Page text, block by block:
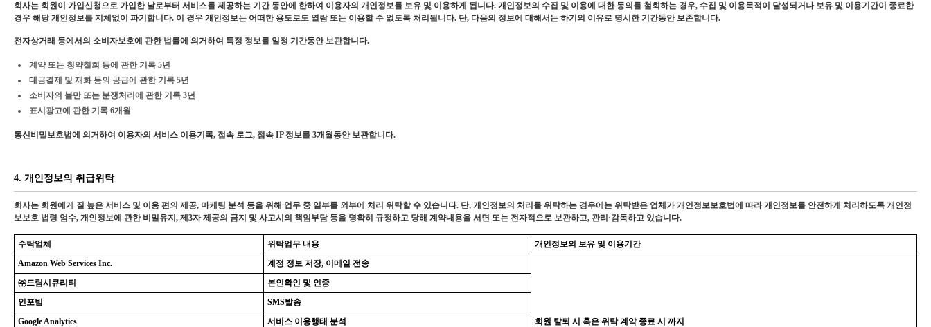
회사는 회원이 가입신청으로 가입한 날로부터 서비스를 제공하는 기간 동안에 한하여 이용자의 개인정보를 보유 및 이용하게 됩니다. 개인정보의 수집 및 이용에 대한 동의를 철회하는 경우, 수집 및 이용목적이 달성되거나 보유 및 이용기간이 종료한
경우 해당 개인정보를 지체없이 파기합니다. 이 경우 개인정보는 어떠한 용도로도 열람 또는 이용할 수 없도록 처리됩니다. 단, 다음의 정보에 대해서는 하기의 이유로 명시한 기간동안 보존합니다.
전자상거래 등에서의 소비자보호에 관한 법률에 의거하여 특정 정보를 일정 기간동안 보관합니다.
계약 또는 청약철회 등에 관한 기록 5년
대금결제 및 재화 등의 공급에 관한 기록 5년
소비자의 불만 또는 분쟁처리에 관한 기록 3년
표시광고에 관한 기록 6개월
통신비밀보호법에 의거하여 이용자의 서비스 이용기록, 접속 로그, 접속 IP 정보를 3개월동안 보관합니다.
4. 개인정보의 취급위탁
회사는 회원에게 질 높은 서비스 및 이용 편의 제공, 마케팅 분석 등을 위해 업무 중 일부를 외부에 처리 위탁할 수 있습니다. 단, 개인정보의 처리를 위탁하는 경우에는 위탁받은 업체가 개인정보보호법에 따라 개인정보를 안전하게 처리하도록 개인정
보보호 법령 엄수, 개인정보에 관한 비밀유지, 제3자 제공의 금지 및 사고시의 책임부담 등을 명확히 규정하고 당해 계약내용을 서면 또는 전자적으로 보관하고, 관리·감독하고 있습니다.
수탁업체 위탁업무 내용
개인정보의 보유 및 이용기간
Amazon Web Services Inc.
계정 정보 저장, 이메일 전송
회원 탈퇴 시 혹은 위탁 계약 종료 시 까지
㈜드림시큐리티
본인확인 및 인증
인포빕
SMS발송
Google Analytics
서비스 이용행태 분석